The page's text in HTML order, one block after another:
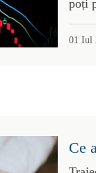
poți
01 Iul
Ce